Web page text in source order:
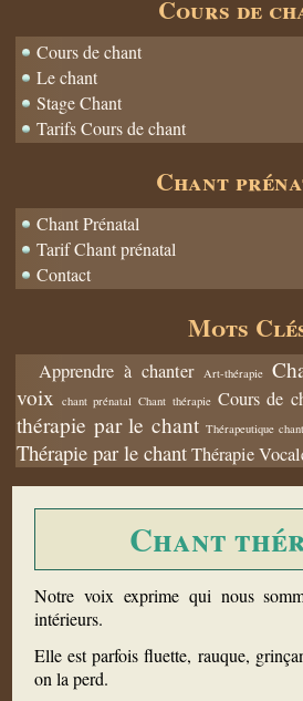
Cours de
Cours de chant
Le chant
Stage Chant
Tarifs Cours de chant
Chant
Chant Prénatal
Tarif Chant prénatal
Contact
Mots
Apprendre à chanter Art-thérapie
voix
chant prénatal Chant thérapie Cours de
thérapie par le chant Thérapeutique chant
Thérapie par le chant Thérapie
Chant
Notre voix exprime qui nous
intérieurs.
Elle est parfois fluette, rauque,
on la perd.